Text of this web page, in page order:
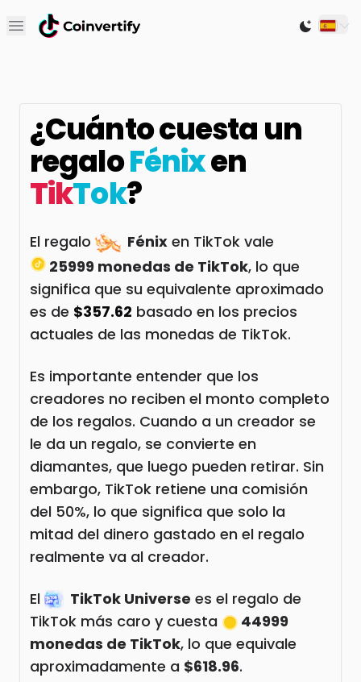
Open main menu Switch
¿Cuánto cuesta un
regaloFénixen
TikTok?
El regalo Fénix en TikTok vale
25999 monedas de TikTok, lo que
significa que su equivalente aproximado
es de $357.62 basado en los precios
actuales de las monedas de TikTok.
Es importante entender que los
creadores no reciben el monto completo
de los regalos. Cuando a un creador se
le da un regalo, se convierte en
diamantes, que luego pueden retirar. Sin
embargo, TikTok retiene una comisión
del 50%, lo que significa que solo la
mitad del dinero gastado en el regalo
realmente va al creador.
El TikTok Universe es el regalo de
TikTok más caro y cuesta
44999
monedas de TikTok, lo que equivale
aproximadamente a $618.96.